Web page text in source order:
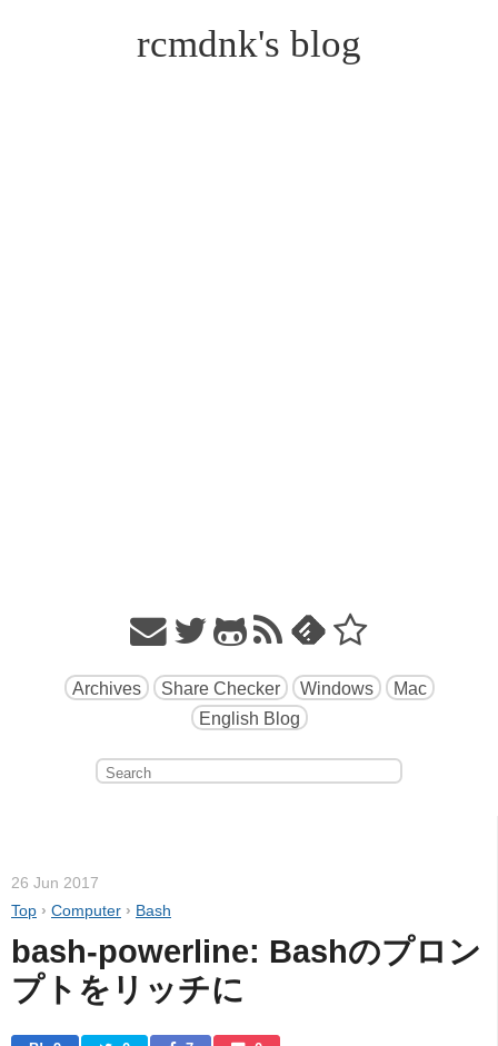
rcmdnk's blog
Archives Share Checker Windows
Mac
English Blog
26 Jun 2017
Top › Computer › Bash
bash-powerline: Bashのプロン
プトをリッチに